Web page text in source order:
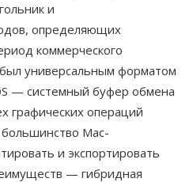
и
определяющих
коммерческого
универсальным форматом
— системный буфер обмена
графических операций
Mac-
и экспортировать
— гибридная